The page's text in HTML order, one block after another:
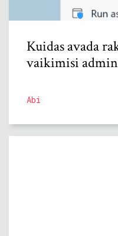
Kuidas avada
vaikimisi
Abi